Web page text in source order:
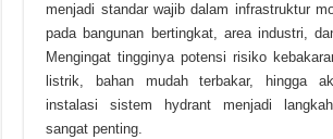
menjadi standar wajib dalam infrastruktur
pada bangunan bertingkat, area industri,
Mengingat tingginya potensi risiko
listrik, bahan mudah terbakar, hingga
instalasi sistem hydrant menjadi
sangat penting.